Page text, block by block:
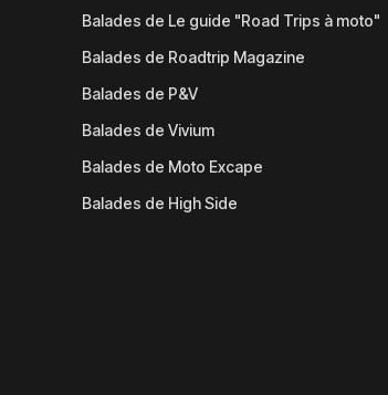
Balades de Le guide "Road Trips à moto"
Balades de Roadtrip Magazine
Balades de P&V
Balades de Vivium
Balades de Moto Excape
Balades de High Side